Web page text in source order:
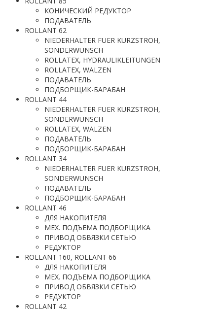
КОНИЧЕСКИЙ РЕДУКТОР
ПОДАВАТЕЛЬ
ROLLANT 62
NIEDERHALTER FUER KURZSTROH,
SONDERWUNSCH
ROLLATEX, HYDRAULIKLEITUNGEN
ROLLATEX, WALZEN
ПОДАВАТЕЛЬ
ПОДБОРЩИК-БАРАБАН
ROLLANT 44
NIEDERHALTER FUER KURZSTROH,
SONDERWUNSCH
ROLLATEX, WALZEN
ПОДАВАТЕЛЬ
ПОДБОРЩИК-БАРАБАН
ROLLANT 34
NIEDERHALTER FUER KURZSTROH,
SONDERWUNSCH
ПОДАВАТЕЛЬ
ПОДБОРЩИК-БАРАБАН
ROLLANT 46
ДЛЯ НАКОПИТЕЛЯ
МЕХ. ПОДЪЕМА ПОДБОРЩИКА
ПРИВОД ОБВЯЗКИ СЕТЬЮ
РЕДУКТОР
ROLLANT 160, ROLLANT 66
ДЛЯ НАКОПИТЕЛЯ
МЕХ. ПОДЪЕМА ПОДБОРЩИКА
ПРИВОД ОБВЯЗКИ СЕТЬЮ
РЕДУКТОР
ROLLANT 42